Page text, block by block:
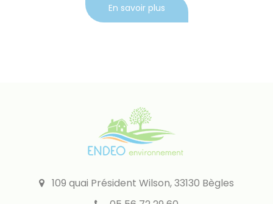
En savoir plus
109 quai Président Wilson, 33130 Bègles